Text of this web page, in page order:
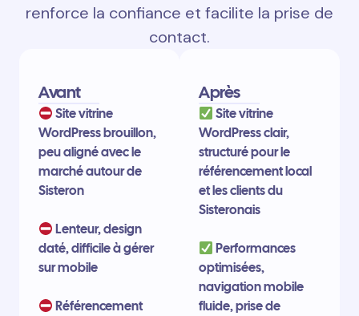
renforce la confiance et facilite la prise de
contact.
Avant
Site vitrine
WordPress brouillon,
peu aligné avec le
marché autour de
Sisteron
Lenteur, design
daté, difficile à gérer
sur mobile
Référencement
Après
Site vitrine
WordPress clair,
structuré pour le
référencement local
et les clients du
Sisteronais
Performances
optimisées,
navigation mobile
fluide, prise de